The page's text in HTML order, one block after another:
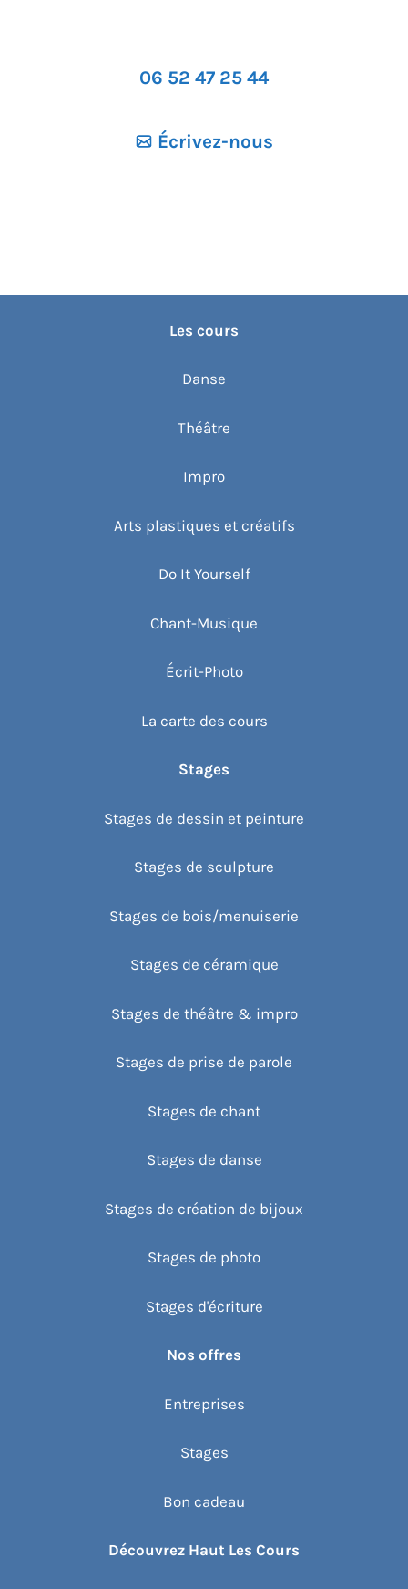
06 52 47 25 44
Écrivez-nous
Les cours
Danse
Théâtre
Impro
Arts plastiques et créatifs
Do It Yourself
Chant-Musique
Écrit-Photo
La carte des cours
Stages
Stages de dessin et peinture
Stages de sculpture
Stages de bois/menuiserie
Stages de céramique
Stages de théâtre & impro
Stages de prise de parole
Stages de chant
Stages de danse
Stages de création de bijoux
Stages de photo
Stages d'écriture
Nos offres
Entreprises
Stages
Bon cadeau
Découvrez Haut Les Cours